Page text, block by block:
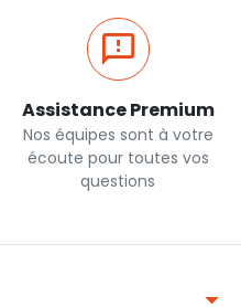
Assistance Premium
Nos équipes sont à votre
écoute pour toutes vos
questions